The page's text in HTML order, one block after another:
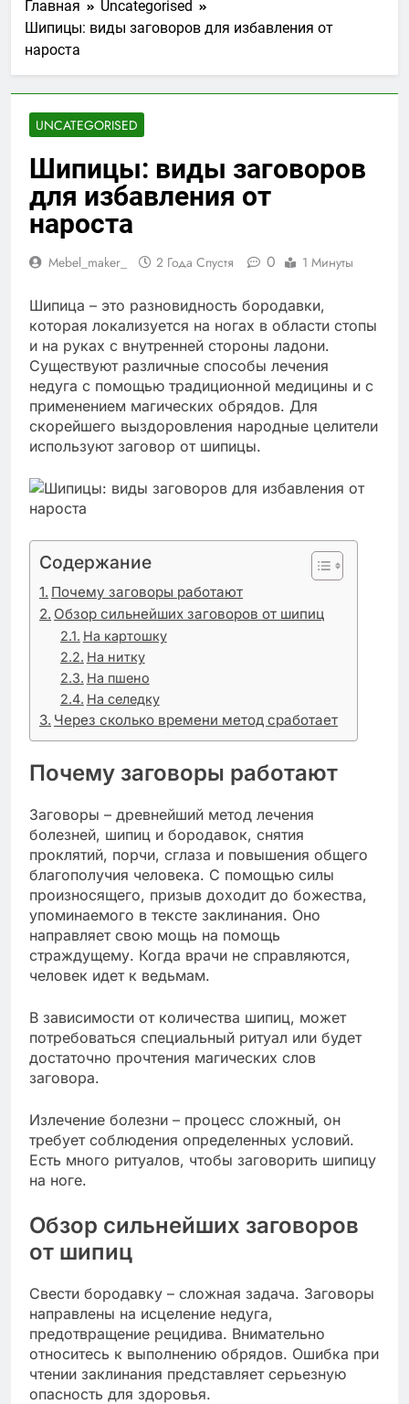
Главная
Uncategorised
Шипицы: виды заговоров для избавления от
нароста
UNCATEGORISED
Шипицы: виды заговоров
для избавления от
нароста
Mebel_maker_ 2 Года Спустя 0 1 Минуты
Шипица – это разновидность бородавки,
которая локализуется на ногах в области стопы
и на руках с внутренней стороны ладони.
Существуют различные способы лечения
недуга с помощью традиционной медицины и с
применением магических обрядов. Для
скорейшего выздоровления народные целители
используют заговор от шипицы.
Содержание
Почему заговоры работают
Обзор сильнейших заговоров от шипиц
На картошку
На нитку
На пшено
На селедку
Через сколько времени метод сработает
Почему заговоры работают
Заговоры – древнейший метод лечения
болезней, шипиц и бородавок, снятия
проклятий, порчи, сглаза и повышения общего
благополучия человека. С помощью силы
произносящего, призыв доходит до божества,
упоминаемого в тексте заклинания. Оно
направляет свою мощь на помощь
страждущему. Когда врачи не справляются,
человек идет к ведьмам.
В зависимости от количества шипиц, может
потребоваться специальный ритуал или будет
достаточно прочтения магических слов
заговора.
Излечение болезни – процесс сложный, он
требует соблюдения определенных условий.
Есть много ритуалов, чтобы заговорить шипицу
на ноге.
Обзор сильнейших заговоров
от шипиц
Свести бородавку – сложная задача. Заговоры
направлены на исцеление недуга,
предотвращение рецидива. Внимательно
относитесь к выполнению обрядов. Ошибка при
чтении заклинания представляет серьезную
опасность для здоровья.